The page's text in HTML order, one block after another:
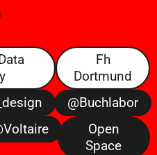
Fh
Dortmund
@buchlabor
Open
Space